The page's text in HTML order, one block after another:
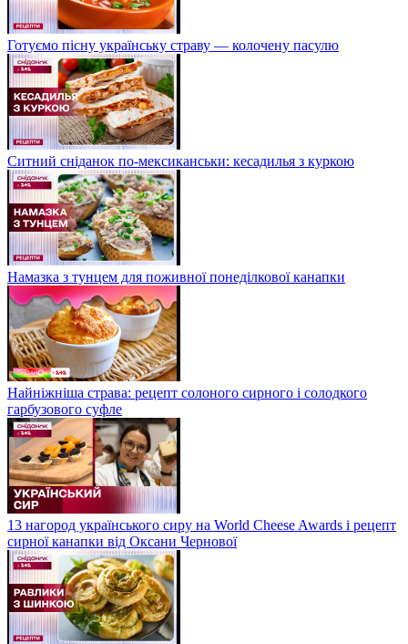
Готуємо пісну українську страву — колочену пасулю
Ситний сніданок по-мексиканськи: кесадилья з куркою
Намазка з тунцем для поживної понеділкової канапки
Найніжніша страва: рецепт солоного сирного і солодкого
гарбузового суфле
13 нагород українського сиру на World Cheese Awards і рецепт
сирної канапки від Оксани Чернової